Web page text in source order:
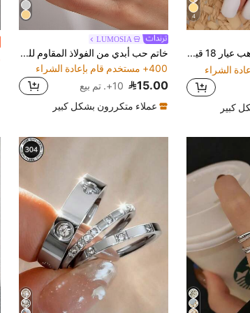
4
خاتم مطلي بالذهب عيار 18 قيراط من الفولاذ المقاوم للصدأ والسيراميك والزركونيا المكعبة، مجوهرات للنساء، هدية لحفل الزفاف والمناسبات
كبير
LUMOSIA
خاتم حب أبدي من الفولاذ المقاوم للصدأ مرصع بالزركونيا المكعبة للنساء، مجوهرات فاخرة للزفاف والحفلات والمواعدة، هدية
400+ مستخدم قام بإعادة الشراء
15.00 10+. تم بيع
عملاء متكررون بشكل كبير